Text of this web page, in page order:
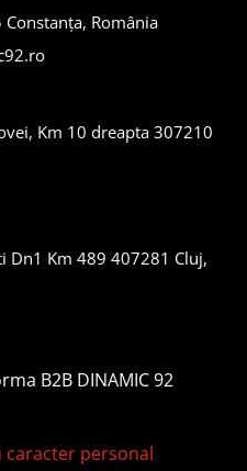
România
Km 10 dreapta 307210
Dn1 Km 489 407281 Cluj,
B2B DINAMIC 92
caracter personal